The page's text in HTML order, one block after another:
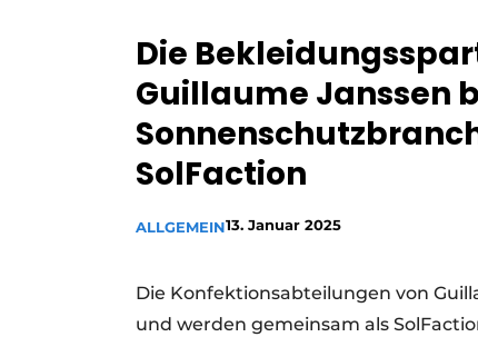
Die
Guillaume Janssen
SolFaction
ALLGEMEIN13. Januar 2025
Die Konfektionsabteilungen von
und werden gemeinsam als